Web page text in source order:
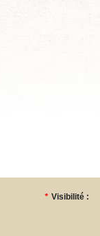
* Visibilité :